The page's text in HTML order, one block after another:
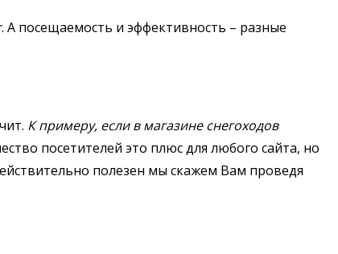
. А посещаемость и эффективность – разные
К примеру, если в магазине снегоходов
посетителей это плюс для любого сайта, но
полезен мы скажем Вам проведя